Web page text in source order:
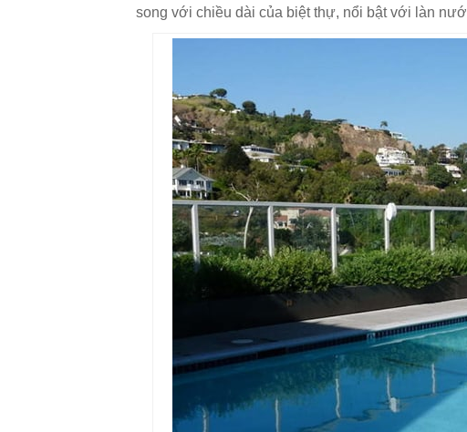
song với chiều dài của biệt thự, nổi bật với làn